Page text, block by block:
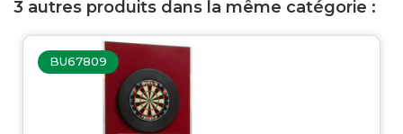
3 autres produits dans la même catégorie :
BU67809